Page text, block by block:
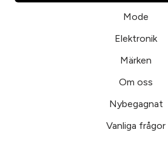
Mode
Elektronik
Märken
Om oss
Nybegagnat
Vanliga frågor